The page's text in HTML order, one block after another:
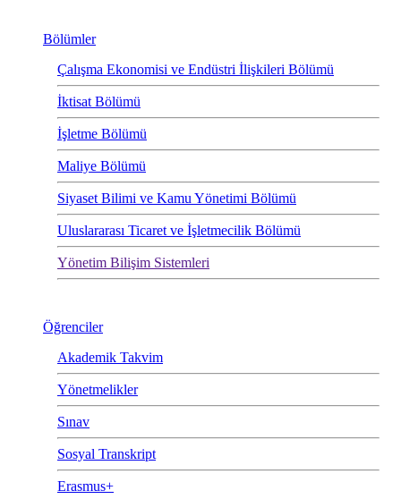
Bölümler
Çalışma Ekonomisi ve Endüstri İlişkileri Bölümü
İktisat Bölümü
İşletme Bölümü
Maliye Bölümü
Siyaset Bilimi ve Kamu Yönetimi Bölümü
Uluslararası Ticaret ve İşletmecilik Bölümü
Yönetim Bilişim Sistemleri
Öğrenciler
Akademik Takvim
Yönetmelikler
Sınav
Sosyal Transkript
Erasmus+